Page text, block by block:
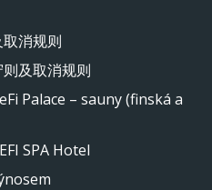
消规则
及取消规则
Palace – sauny (finská a
SPA Hotel